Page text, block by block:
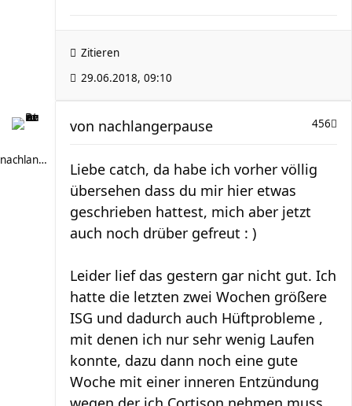
Zitieren
29.06.2018, 09:10
nachlangerpause
456
von nachlangerpause
Liebe catch, da habe ich vorher völlig
übersehen dass du mir hier etwas
geschrieben hattest, mich aber jetzt
auch noch drüber gefreut : )
Leider lief das gestern gar nicht gut. Ich
hatte die letzten zwei Wochen größere
ISG und dadurch auch Hüftprobleme ,
mit denen ich nur sehr wenig Laufen
konnte, dazu dann noch eine gute
Woche mit einer inneren Entzündung